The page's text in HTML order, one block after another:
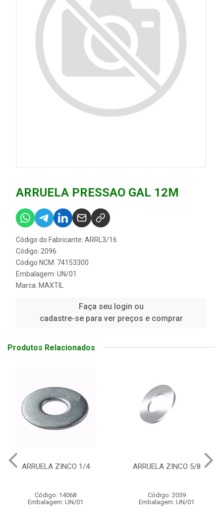
ARRUELA PRESSAO GAL 12M
Código do Fabricante: ARRL3/16
Código: 2096
Código NCM: 74153300
Embalagem: UN/01
Marca: MAXTIL
Faça seu login ou
cadastre-se para ver preços e comprar
Produtos Relacionados
ARRUELA ZINCO 5/8
Código: 2059
Embalagem: UN/01
ARRUELA QUADRADA
Código: 24441
Embalagem: UN/01